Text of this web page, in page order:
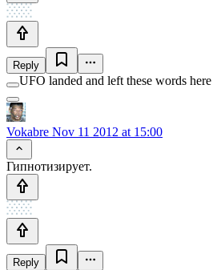
Reply
UFO landed and left these words here
Vokabre Nov 11 2012 at 15:00
Гипнотизирует.
Reply